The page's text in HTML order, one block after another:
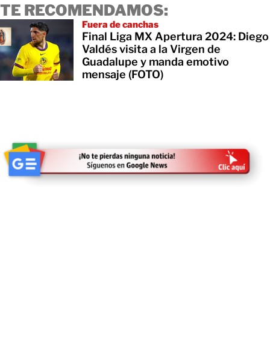
TE RECOMENDAMOS:
Fuera de canchas
Final Liga MX Apertura 2024: Diego
Valdés visita a la Virgen de
Guadalupe y manda emotivo
mensaje (FOTO)